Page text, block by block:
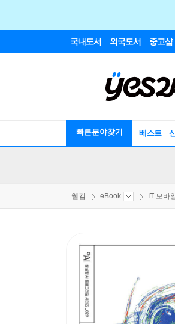
국내도서 외국도서 중고샵
빠른분야찾기 베스트
웰컴 eBook IT 모바일